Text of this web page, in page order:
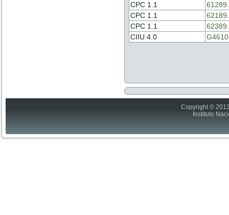
CPC 1.1
CPC 1.1
CPC 1.1
CIIU 4.0
Copyright ©
Instituto